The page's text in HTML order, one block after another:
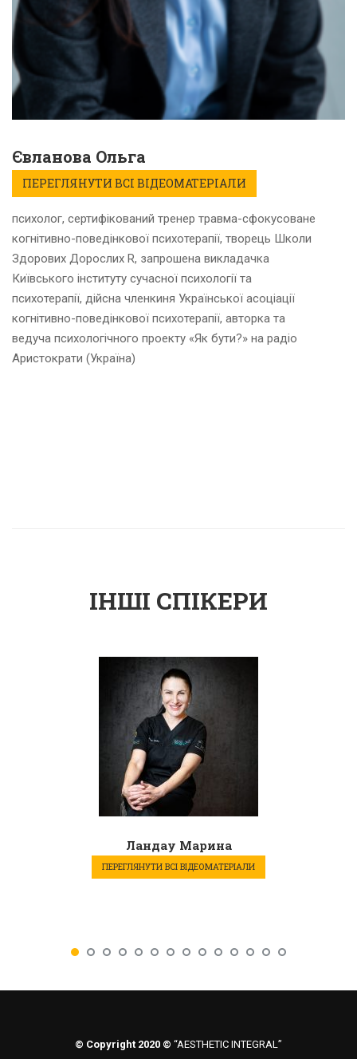
Євланова Ольга
ПЕРЕГЛЯНУТИ ВСІ ВІДЕОМАТЕРІАЛИ
психолог, сертифікований тренер травма-сфокусоване
когнітивно-поведінкової психотерапії, творець Школи
Здорових Дорослих R, запрошена викладачка
Київського інституту сучасної психології та
психотерапії, дійсна членкиня Української асоціації
когнітивно-поведінкової психотерапії, авторка та
ведуча психологічного проекту «Як бути?» на радіо
Аристократи (Україна)
ІНШІ СПІКЕРИ
Ландау Марина
ПЕРЕГЛЯНУТИ ВСІ ВІДЕОМАТЕРІАЛИ
© Copyright 2020 © “AESTHETIC INTEGRAL”